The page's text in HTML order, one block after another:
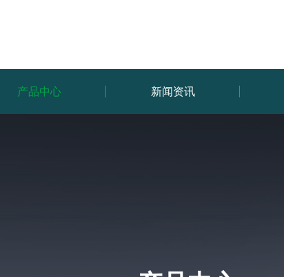
产品中心 新闻资讯